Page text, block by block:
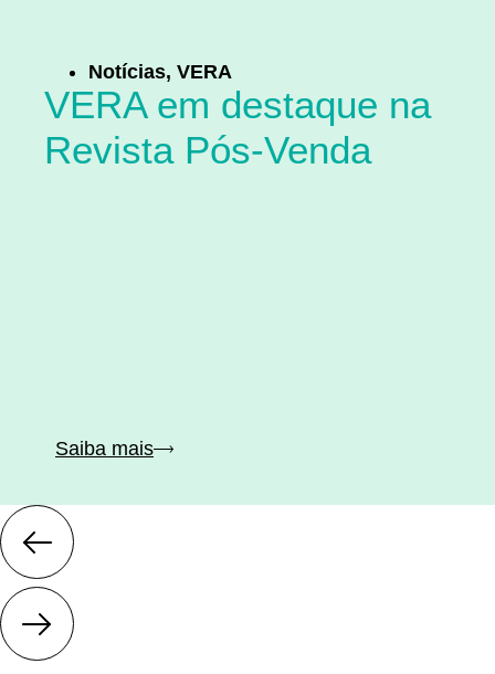
Notícias, VERA
VERA em destaque na
Revista Pós-Venda
Saiba mais